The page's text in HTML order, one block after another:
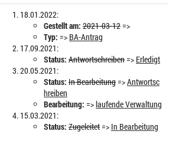
18.01.2022:
Gestellt am: 2021-03-12=>
Typ: => BA-Antrag
17.09.2021:
Status: Antwortschreiben=> Erledigt
20.05.2021:
Status: In Bearbeitung=>Antwortsc
hreiben
Bearbeitung: =>laufende Verwaltung
15.03.2021:
Status: Zugeleitet=> In Bearbeitung